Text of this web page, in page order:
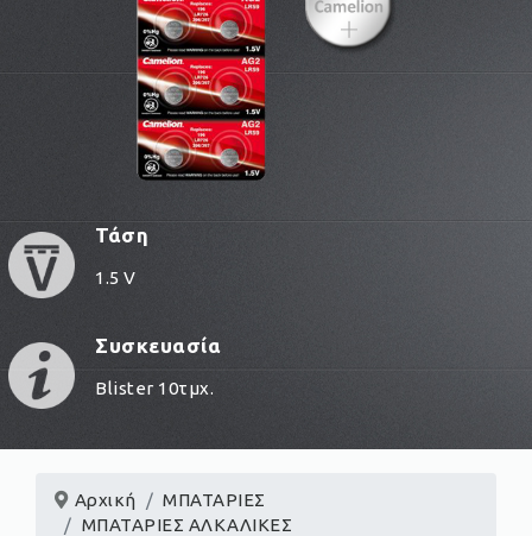
Τάση
1.5 V
Συσκευασία
Blister 10τμχ.
Αρχική
ΜΠΑΤΑΡΙΕΣ
ΜΠΑΤΑΡΙΕΣ ΑΛΚΑΛΙΚΕΣ